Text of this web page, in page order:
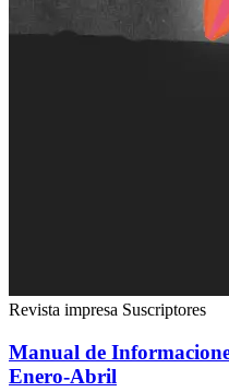
Revista impresa Suscriptores
Manual de
Enero-Abril